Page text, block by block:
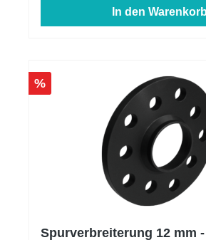
In den Warenkorb
%
Spurverbreiterung 12 mm -